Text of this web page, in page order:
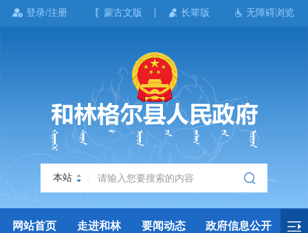
登录/注册 蒙古文版 长辈版 无障碍浏览
本站
网站首页 走进和林 要闻动态 政府信息公开